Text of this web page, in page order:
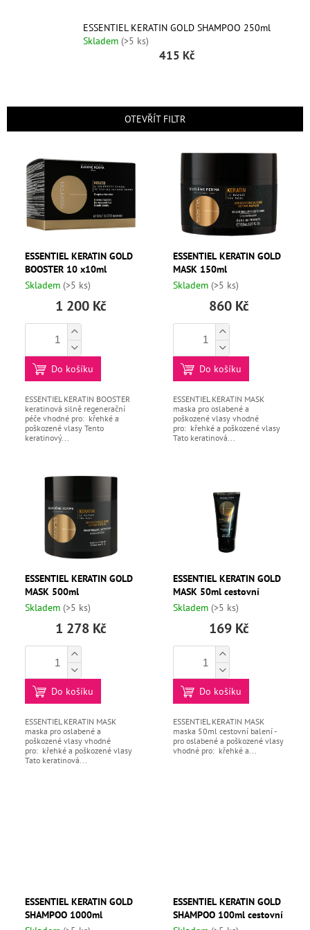
Hinshitsu
Olaplex
Pomůcky
Přihlášení
ESSENTIEL KERATIN GOLD SHAMPOO 250ml
Skladem (>5 ks)
415 Kč
OTEVŘÍT FILTR
ESSENTIEL KERATIN GOLD
BOOSTER 10 x10ml
Skladem (>5 ks)
1 200 Kč
Do košíku
ESSENTIEL KERATIN BOOSTER
keratinová silně regenerační
péče vhodné pro: křehké a
poškozené vlasy Tento
keratinový...
ESSENTIEL KERATIN GOLD
MASK 150ml
Skladem (>5 ks)
860 Kč
Do košíku
ESSENTIEL KERATIN MASK
maska pro oslabené a
poškozené vlasy vhodné
pro: křehké a poškozené vlasy
Tato keratinová...
ESSENTIEL KERATIN GOLD
MASK 500ml
Skladem (>5 ks)
1 278 Kč
Do košíku
ESSENTIEL KERATIN MASK
maska pro oslabené a
poškozené vlasy vhodné
pro: křehké a poškozené vlasy
Tato keratinová...
ESSENTIEL KERATIN GOLD
MASK 50ml cestovní
Skladem (>5 ks)
169 Kč
Do košíku
ESSENTIEL KERATIN MASK
maska 50ml cestovní balení -
pro oslabené a poškozené vlasy
vhodné pro: křehké a...
ESSENTIEL KERATIN GOLD
SHAMPOO 1000ml
ESSENTIEL KERATIN GOLD
SHAMPOO 100ml cestovní